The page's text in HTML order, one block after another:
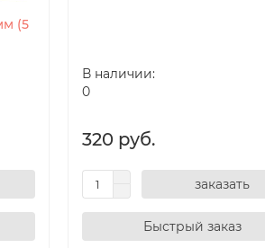
(5
В наличии:
0
320 руб.
заказать